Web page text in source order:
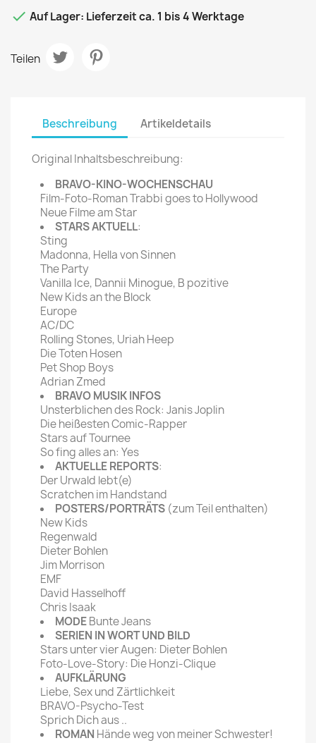
 Auf Lager: Lieferzeit ca. 1 bis 4 Werktage
Teilen
Beschreibung Artikeldetails
Original Inhaltsbeschreibung:
BRAVO-KINO-WOCHENSCHAU
Film-Foto-Roman Trabbi goes to Hollywood
Neue Filme am Star
STARS AKTUELL:
Sting
Madonna, Hella von Sinnen
The Party
Vanilla Ice, Dannii Minogue, B pozitive
New Kids an the Block
Europe
AC/DC
Rolling Stones, Uriah Heep
Die Toten Hosen
Pet Shop Boys
Adrian Zmed
BRAVO MUSIK INFOS
Unsterblichen des Rock: Janis Joplin
Die heißesten Comic-Rapper
Stars auf Tournee
So fing alles an: Yes
AKTUELLE REPORTS:
Der Urwald lebt(e)
Scratchen im Handstand
POSTERS/PORTRÄTS (zum Teil enthalten)
New Kids
Regenwald
Dieter Bohlen
Jim Morrison
EMF
David Hasselhoff
Chris Isaak
MODEBunte Jeans
SERIEN IN WORT UND BILD
Stars unter vier Augen: Dieter Bohlen
Foto-Love-Story: Die Honzi-Clique
AUFKLÄRUNG
Liebe, Sex und Zärtlichkeit
BRAVO-Psycho-Test
Sprich Dich aus ..
ROMAN Hände weg von meiner Schwester!